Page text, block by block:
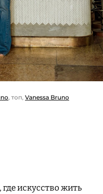
, топ, Vanessa Bruno
искусство жить